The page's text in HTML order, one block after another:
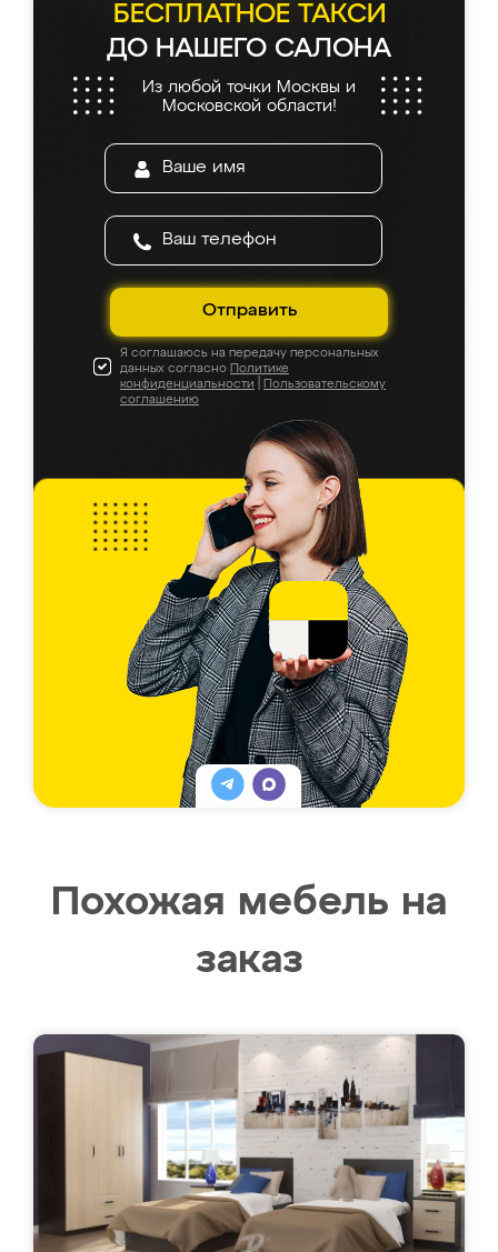
БЕСПЛАТНОЕ ТАКСИ
ДО НАШЕГО САЛОНА
Из любой точки Москвы и
Московской области!
Отправить
Я соглашаюсь на передачу персональных
данных согласно Политике
конфиденциальности
Пользовательскому
соглашению
Похожая мебель на
заказ